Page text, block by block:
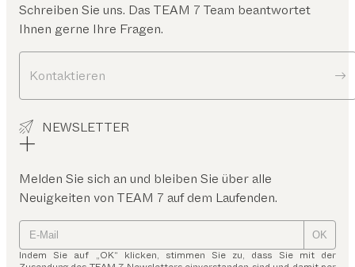
Schreiben Sie uns. Das TEAM 7 Team beantwortet
Ihnen gerne Ihre Fragen.
Kontaktieren
NEWSLETTER
Melden Sie sich an und bleiben Sie über alle
Neuigkeiten von TEAM 7 auf dem Laufenden.
OK
Indem Sie auf „OK“ klicken, stimmen Sie zu, dass Sie mit der